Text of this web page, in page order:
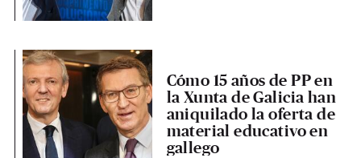
Cómo 15 años de PP en
la Xunta de Galicia han
aniquilado la oferta de
material educativo en
gallego